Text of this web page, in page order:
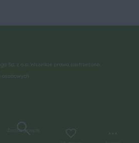
Znajdź przepis
Sp. z o.o. Wszelkie prawa zastrzeżone.